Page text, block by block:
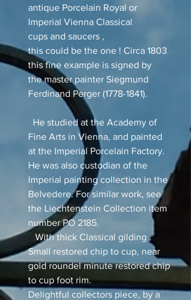
antique Porcelain Royal or
Imperial Vienna Classical
cups and saucers ,
this could be the one ! Circa 1803
this fine example is signed by
the master painter Siegmund
Ferdinand Perger (1778-1841).
He studied at the Academy of
Fine Arts in Vienna, and painted
at the Imperial Porcelain Factory.
He was also custodian of the
Imperial painting collection in the
Belvedere. For similar work, see
the Liechtenstein Collection item
number PO 2185.
With thick Classical gilding .
Small restored chip to cup, near
gold roundel minute restored chip
to cup foot rim.
Delightful collectors piece, by a